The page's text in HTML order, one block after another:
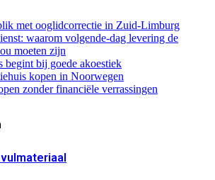
met ooglidcorrectie in Zuid-Limburg
waarom volgende-dag levering de
moeten zijn
begint bij goede akoestiek
kopen in Noorwegen
zonder financiële verrassingen